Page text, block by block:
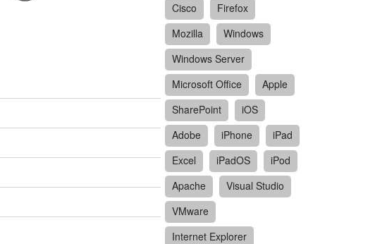
Cisco
Firefox
Mozilla
Windows
Windows Server
Microsoft Office
Apple
SharePoint
iOS
Adobe
iPhone
iPad
Excel
iPadOS
iPod
Apache
Visual Studio
VMware
Internet Explorer